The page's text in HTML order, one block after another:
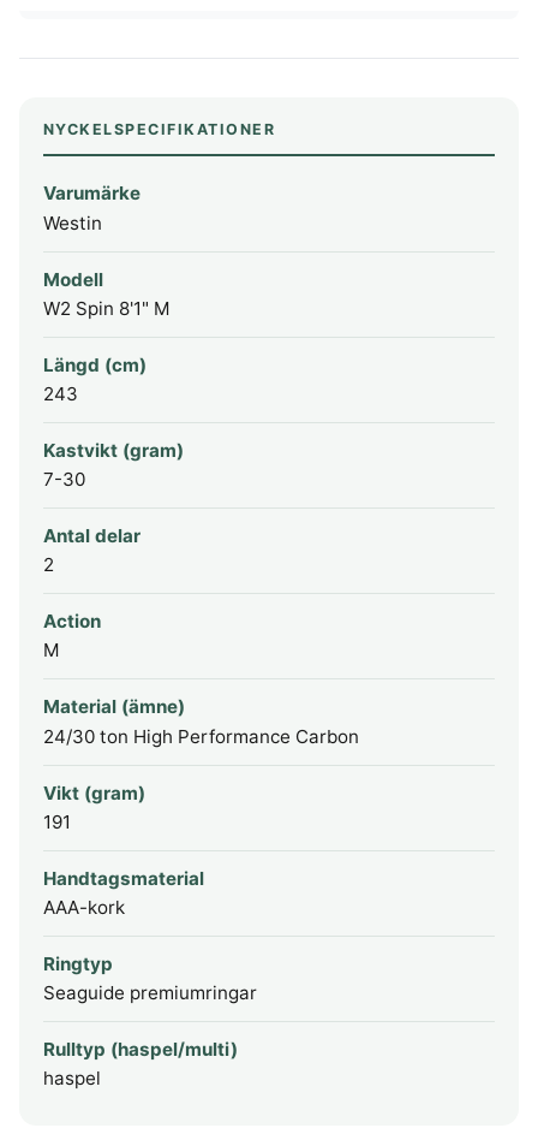
NYCKELSPECIFIKATIONER
Varumärke
Westin
Modell
W2 Spin 8'1" M
Längd (cm)
243
Kastvikt (gram)
7-30
Antal delar
2
Action
M
Material (ämne)
24/30 ton High Performance Carbon
Vikt (gram)
191
Handtagsmaterial
AAA-kork
Ringtyp
Seaguide premiumringar
Rulltyp (haspel/multi)
haspel